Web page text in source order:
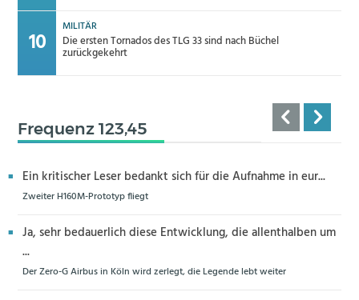
MILITÄR
Die ersten Tornados des TLG 33 sind nach Büchel
zurückgekehrt
Frequenz 123,45
Ein kritischer Leser bedankt sich für die Aufnahme in eur...
Zweiter H160M-Prototyp fliegt
Ja, sehr bedauerlich diese Entwicklung, die allenthalben um
...
Der Zero-G Airbus in Köln wird zerlegt, die Legende lebt weiter